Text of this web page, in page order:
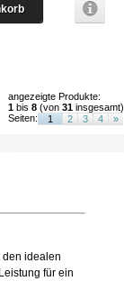
angezeigte Produkte:
1 bis 8 (von 31 insgesamt)
Seiten:
1 2 3 4 »
den idealen
für ein